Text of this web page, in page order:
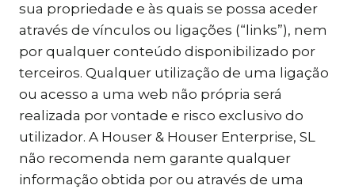
sua propriedade e às quais se possa aceder
através de vínculos ou ligações (“links”), nem
por qualquer conteúdo disponibilizado por
terceiros. Qualquer utilização de uma ligação
ou acesso a uma web não própria será
realizada por vontade e risco exclusivo do
utilizador. A Houser & Houser Enterprise, SL
não recomenda nem garante qualquer
informação obtida por ou através de uma